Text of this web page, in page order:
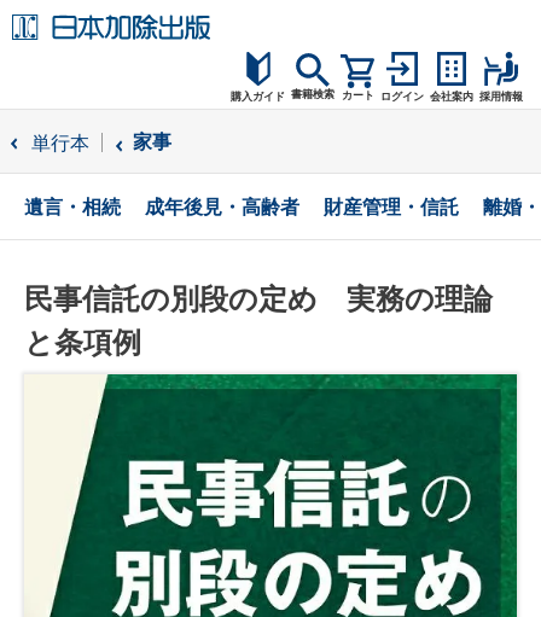
購入ガイド
購入ガイド
読者サポート
書籍検索 カート ログイン 会社案内 採用情報
単行本 家事
遺言・相続 成年後見・高齢者 財産管理・信託 離婚
民事信託の別段の定め 実務の理論
と条項例